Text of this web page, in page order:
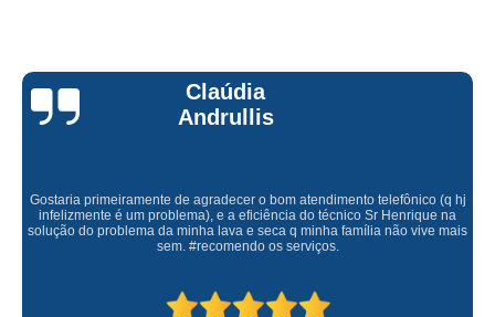
Claúdia
Andrullis
Gostaria primeiramente de agradecer o bom atendimento telefônico (q hj
infelizmente é um problema), e a eficiência do técnico Sr Henrique na
solução do problema da minha lava e seca q minha família não vive mais
sem. #recomendo os serviços.